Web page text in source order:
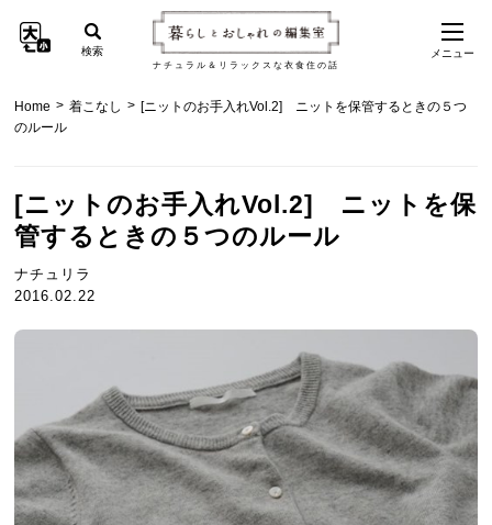
ナチュラル＆リラックスな衣食住の話
検索 メニュー
Home > 着こなし > [ニットのお手入れVol.2] ニットを保管するときの５つ
のルール
[ニットのお手入れVol.2] ニットを保
管するときの５つのルール
ナチュリラ
2016.02.22